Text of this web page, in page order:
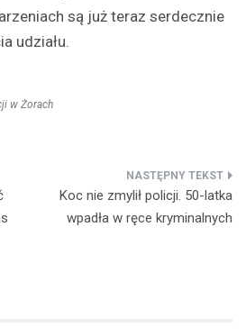
są już teraz serdecznie
udziału.
w Żorach
Koc nie zmylił policji. 50-latka
wpadła w ręce kryminalnych